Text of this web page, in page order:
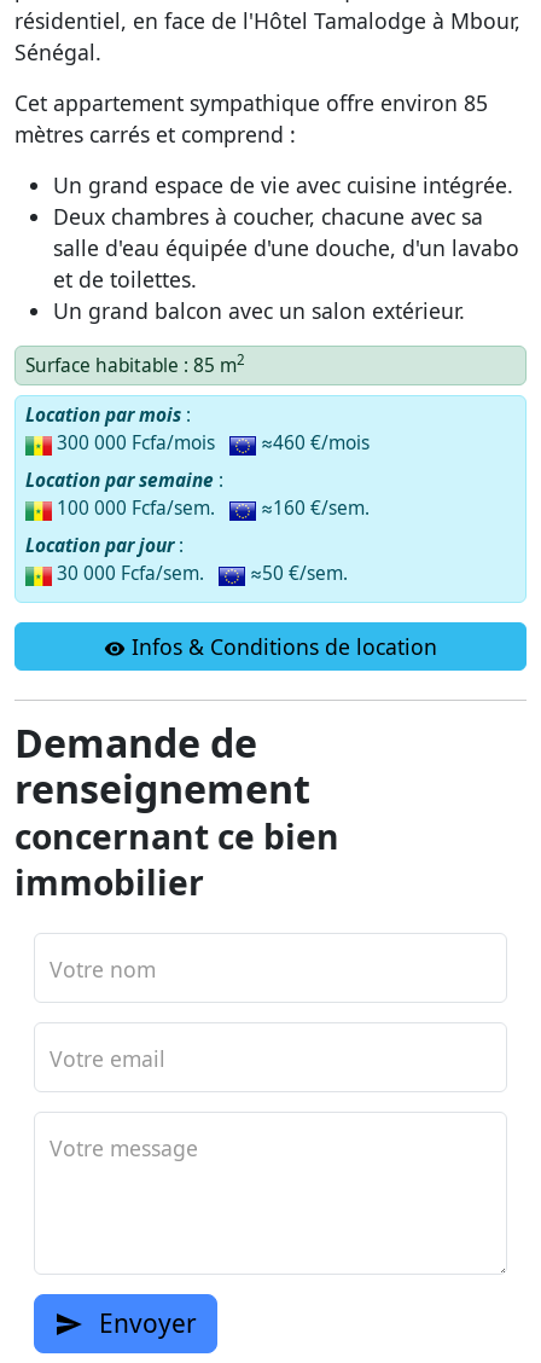
résidentiel, en face de l'Hôtel Tamalodge à Mbour,
Sénégal.
Cet appartement sympathique offre environ 85
mètres carrés et comprend :
Un grand espace de vie avec cuisine intégrée.
Deux chambres à coucher, chacune avec sa
salle d'eau équipée d'une douche, d'un lavabo
et de toilettes.
Un grand balcon avec un salon extérieur.
Surface habitable : 85 m2
Location par mois :
300 000 Fcfa/mois
≈460 €/mois
Location par semaine :
100 000 Fcfa/sem.
≈160 €/sem.
Location par jour:
30 000 Fcfa/sem.
≈50 €/sem.
Infos & Conditions de location
Demande de
renseignement
concernant ce bien
immobilier
Votre nom
Votre email
Votre message
Envoyer